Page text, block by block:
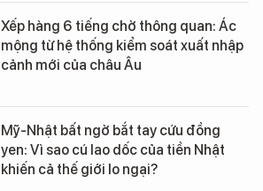
Xếp hàng 6 tiếng chờ thông quan: Ác
mộng từ hệ thống kiểm soát xuất nhập
cảnh mới của châu Âu
Mỹ-Nhật bất ngờ bắt tay cứu đồng
yen: Vì sao cú lao dốc của tiền Nhật
khiến cả thế giới lo ngại?